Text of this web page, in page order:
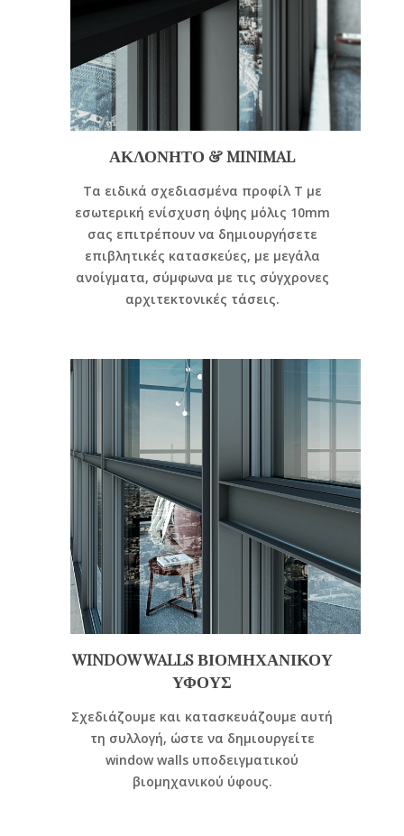
ΑΚΛΟΝΗΤΟ & MINIMAL
Τα ειδικά σχεδιασμένα προφίλ Τ με
εσωτερική ενίσχυση όψης μόλις 10mm
σας επιτρέπουν να δημιουργήσετε
επιβλητικές κατασκεύες, με μεγάλα
ανοίγματα, σύμφωνα με τις σύγχρονες
αρχιτεκτονικές τάσεις.
WINDOW WALLS ΒΙΟΜΗΧΑΝΙΚΟΥ
ΥΦΟΥΣ
Σχεδιάζουμε και κατασκευάζουμε αυτή
τη συλλογή, ώστε να δημιουργείτε
window walls υποδειγματικού
βιομηχανικού ύφους.